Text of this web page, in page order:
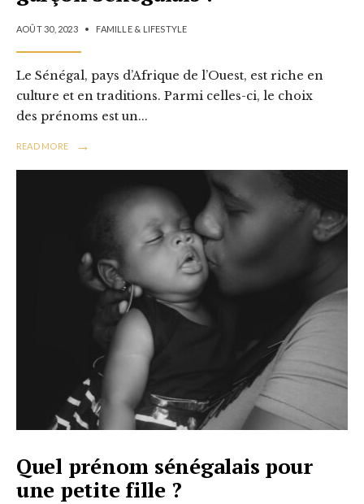
AOÛT 30, 2023 • FAMILLE & LIFESTYLE
Le Sénégal, pays d’Afrique de l’Ouest, est riche en
culture et en traditions. Parmi celles-ci, le choix
des prénoms est un...
READ MORE →
Quel prénom sénégalais pour
une petite fille ?